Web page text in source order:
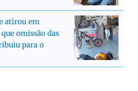
atirou em
omissão das
para o